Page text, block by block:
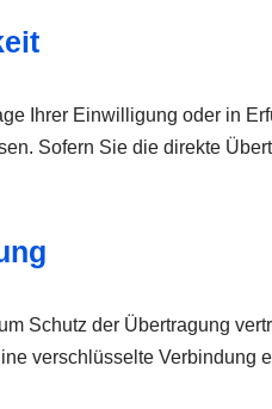
Ihrer Einwilligung oder in
Sofern Sie die direkte
Schutz der Übertragung
verschlüsselte Verbindung